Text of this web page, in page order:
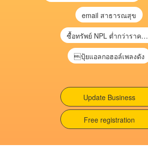
email สาธารณสุข
ซื้อทรัพย์ NPL ต่ำกว่าราคาตลาด 30-70% แบบไม่ต้องไปประมูล”
ปุ้ยแอลกอฮอล์เพลงดัง
Update Business
Free registration